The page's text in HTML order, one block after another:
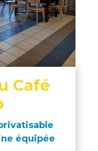
Café
équipée